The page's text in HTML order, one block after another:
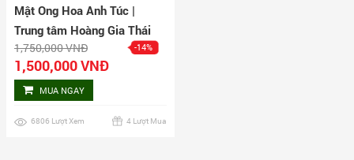
Mật Ong Hoa Anh Túc |
Trung tâm Hoàng Gia Thái
Lan
1,750,000 VNĐ -14%
1,500,000 VNĐ
MUA NGAY
6806 Lượt Xem 4 Lượt Mua